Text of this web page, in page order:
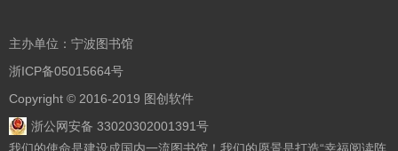
主办单位：宁波图书馆
浙ICP备05015664号
Copyright © 2016-2019 图创软件
浙公网安备 33020302001391号